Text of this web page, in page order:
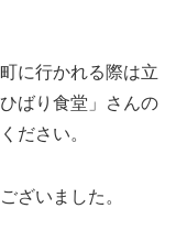
に行かれる際は立
ばり食堂」さんの
ださい。
ざいました。